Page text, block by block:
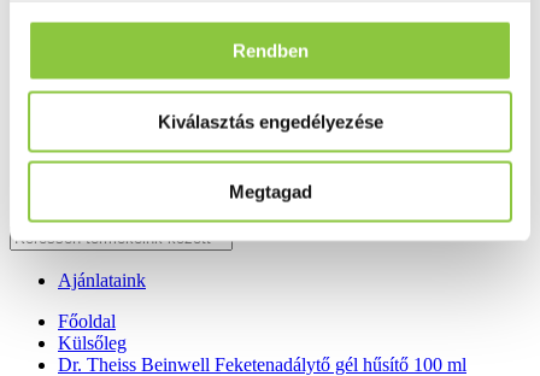
Rendben
Kiválasztás engedélyezése
Megtagad
Műfogsor ápolás
Fogfehérítés
Fogköztisztító
Teák
Gyógyteák
Könyvek
Ajánlataink
Főoldal
Külsőleg
Dr. Theiss Beinwell Feketenadálytő gél hűsítő 100 ml